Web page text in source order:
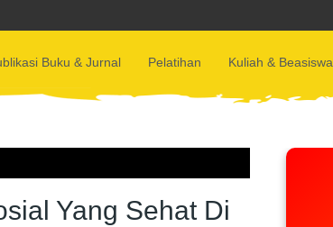
Buku & Jurnal Pelatihan Kuliah & Beasiswa
Yang Sehat Di